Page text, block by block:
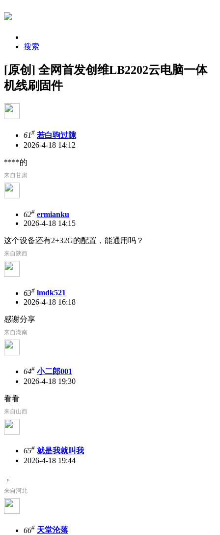
搜索
[原创] 全网首发创维LB2202云电脑一体
机线刷固件
61# 若白驹过隙
2026-4-18 14:12
****的
来自甘肃
62# ermianku
2026-4-18 14:15
这个设备还有2+32G的配置，能通用吗？
来自陕西
63# lmdk521
2026-4-18 16:18
感谢分享
来自湖南
64# 小二郎001
2026-4-18 19:30
看看
来自山西
65# 就是我就叫我
2026-4-18 19:44
，
来自河北
66# 天堂沦落